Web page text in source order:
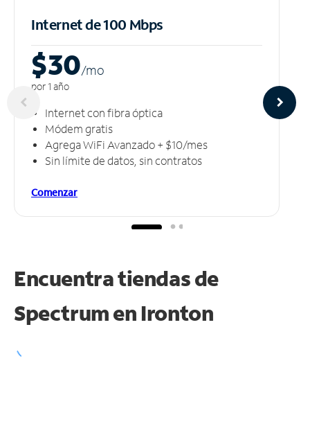
Internet de 100 Mbps
$30/mo
por 1 año
Internet con fibra óptica
Módem gratis
Agrega WiFi Avanzado + $10/mes
Sin límite de datos, sin contratos
Comenzar
Encuentra tiendas de
Spectrum en Ironton